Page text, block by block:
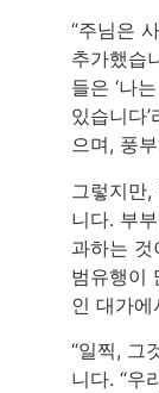
“주님은
추가했습
들은 ‘나
있습니다
으며, 풍
그렇지만
니다. 부
과하는
범유행이
인 대가에
“일찍, 그
니다. “우